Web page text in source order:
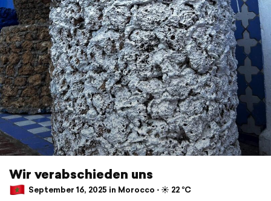
Wir verabschieden uns
September 16, 2025 in Morocco ⋅ ☀️ 22 °C